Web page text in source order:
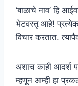
‘बाळाचे नाव’ हि
भेटवस्तू आहे! प्रत्येक
विचार करतात.
अशाच काही आदर्श
म्हणून आम्ही हा